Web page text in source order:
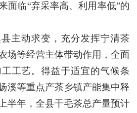
面临“弃采率高、利用率低”的
主动求变，充分发挥宁清茶
场等经营主体带动作用，全面
工艺。得益于适宜的气候条
溪等重点产茶乡镇产能集中释
半年，全县干毛茶总产量预计